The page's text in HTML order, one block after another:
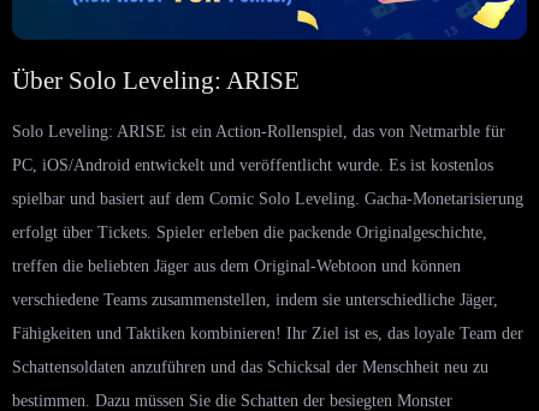
Über Solo Leveling: ARISE
Solo Leveling: ARISE ist ein Action-Rollenspiel, das von Netmarble für
PC, iOS/Android entwickelt und veröffentlicht wurde. Es ist kostenlos
spielbar und basiert auf dem Comic Solo Leveling. Gacha-Monetarisierung
erfolgt über Tickets. Spieler erleben die packende Originalgeschichte,
treffen die beliebten Jäger aus dem Original-Webtoon und können
verschiedene Teams zusammenstellen, indem sie unterschiedliche Jäger,
Fähigkeiten und Taktiken kombinieren! Ihr Ziel ist es, das loyale Team der
Schattensoldaten anzuführen und das Schicksal der Menschheit neu zu
bestimmen. Dazu müssen Sie die Schatten der besiegten Monster